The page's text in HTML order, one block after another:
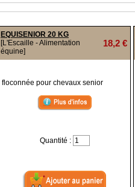
EQUISENIOR 20 KG
[L'Escaille - Alimentation
équine]
18,2 €
floconnée pour chevaux senior
Quantité :